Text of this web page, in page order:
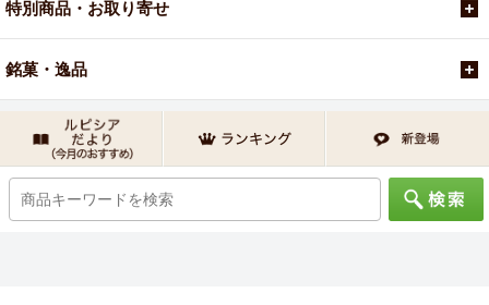
特別商品・お取り寄せ
銘菓・逸品